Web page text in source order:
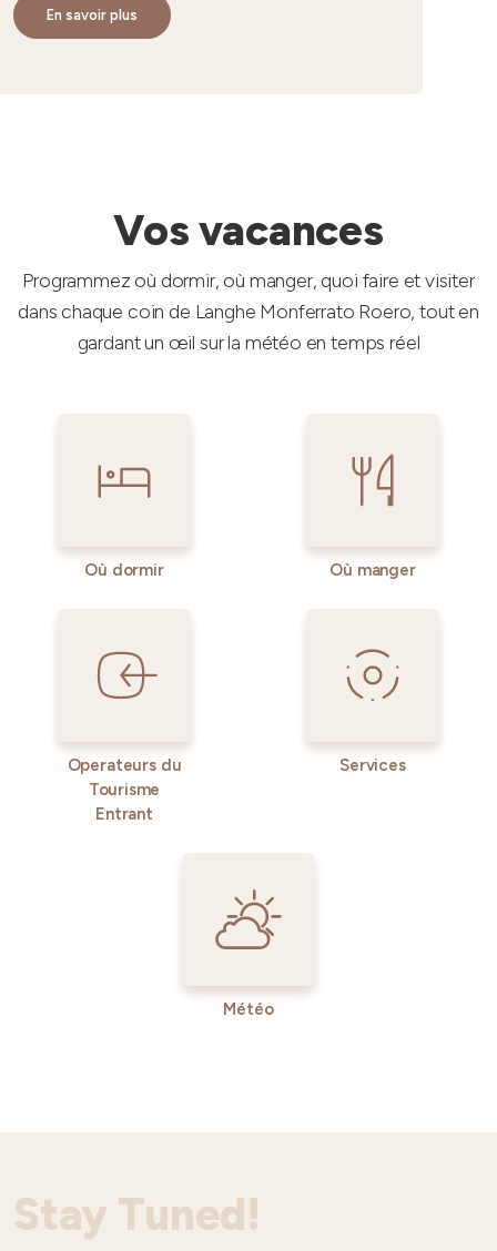
En savoir plus
Vos vacances
Programmez où dormir, où manger, quoi faire et visiter
dans chaque coin de Langhe Monferrato Roero, tout en
gardant un œil sur la météo en temps réel
Où dormir Où manger
Operateurs du
Tourisme
Entrant
Services
Météo
Stay Tuned!